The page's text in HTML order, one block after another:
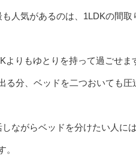
人気があるのは、1LDKの間取
りもゆとりを持って過ごせま
る分、ベッドを二つおいても圧
ながらベッドを分けたい人には
。